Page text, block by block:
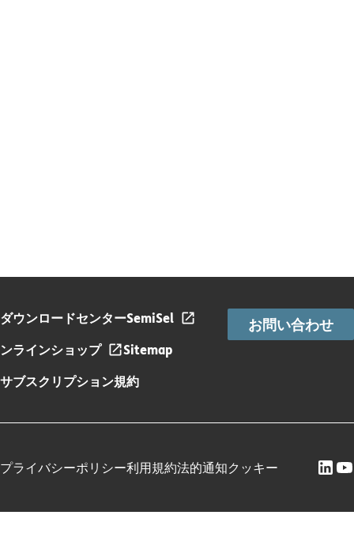
ダウンロードセンターSemiSel
ンラインショップ
Sitemap
サブスクリプション規約
お問い合わせ
プライバシーポリシー利用規約法的通知クッキー